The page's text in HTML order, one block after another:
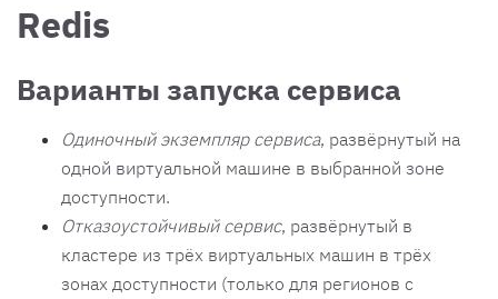
Redis
Варианты запуска сервиса
Одиночный экземпляр сервиса, развёрнутый на
одной виртуальной машине в выбранной зоне
доступности.
Отказоустойчивый сервис, развёрнутый в
кластере из трёх виртуальных машин в трёх
зонах доступности (только для регионов с